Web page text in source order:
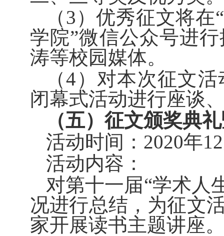
（3）优秀征文将在
学院”微信公众号进
涛等校园媒体。
（4 ）对本次征文
闭幕式活动进行座谈
（五）征文颁奖典
活动时间：2020年
活动内容：
对第十一届“学术人
况进行总结，为征文
家开展读书主题讲座